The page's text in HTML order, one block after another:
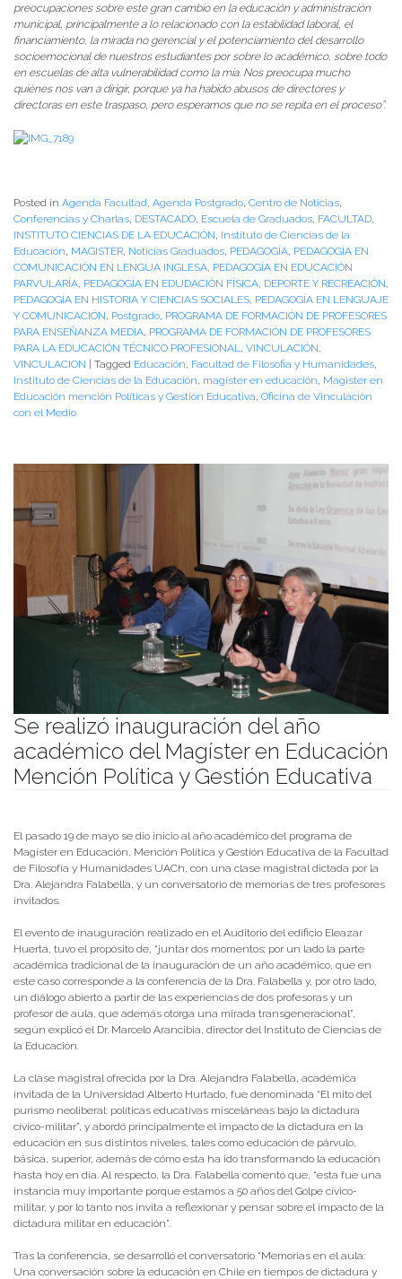
preocupaciones sobre este gran cambio en la educación y administración
municipal, principalmente a lo relacionado con la estabilidad laboral, el
financiamiento, la mirada no gerencial y el potenciamiento del desarrollo
socioemocional de nuestros estudiantes por sobre lo académico, sobre todo
en escuelas de alta vulnerabilidad como la mía. Nos preocupa mucho
quiénes nos van a dirigir, porque ya ha habido abusos de directores y
directoras en este traspaso, pero esperamos que no se repita en el proceso”.
Posted in Agenda Facultad, Agenda Postgrado, Centro de Noticias,
Conferencias y Charlas, DESTACADO, Escuela de Graduados, FACULTAD,
INSTITUTO CIENCIAS DE LA EDUCACIÓN, Instituto de Ciencias de la
Educación, MAGISTER, Noticias Graduados, PEDAGOGÍA, PEDAGOGÍA EN
COMUNICACIÓN EN LENGUA INGLESA, PEDAGOGÍA EN EDUCACIÓN
PARVULARÍA, PEDAGOGÍA EN EDUDACIÓN FÍSICA, DEPORTE Y RECREACIÓN,
PEDAGOGÍA EN HISTORIA Y CIENCIAS SOCIALES, PEDAGOGÍA EN LENGUAJE
Y COMUNICACIÓN, Postgrado, PROGRAMA DE FORMACIÓN DE PROFESORES
PARA ENSEÑANZA MEDIA, PROGRAMA DE FORMACIÓN DE PROFESORES
PARA LA EDUCACIÓN TÉCNICO PROFESIONAL, VINCULACIÓN,
VINCULACION
Tagged Educación, Facultad de Filosofia y Humanidades,
Instituto de Ciencias de la Educación, magíster en educación, Magister en
Educación mención Políticas y Gestión Educativa, Oficina de Vinculación
con el Medio
Se realizó inauguración del año
académico del Magíster en Educación
Mención Política y Gestión Educativa
El pasado 19 de mayo se dio inicio al año académico del programa de
Magíster en Educación, Mención Política y Gestión Educativa de la Facultad
de Filosofía y Humanidades UACh, con una clase magistral dictada por la
Dra. Alejandra Falabella, y un conversatorio de memorias de tres profesores
invitados.
El evento de inauguración realizado en el Auditorio del edificio Eleazar
Huerta, tuvo el propósito de, “juntar dos momentos; por un lado la parte
académica tradicional de la inauguración de un año académico, que en
este caso corresponde a la conferencia de la Dra. Falabella y, por otro lado,
un diálogo abierto a partir de las experiencias de dos profesoras y un
profesor de aula, que además otorga una mirada transgeneracional”,
según explicó el Dr. Marcelo Arancibia, director del Instituto de Ciencias de
la Educación.
La clase magistral ofrecida por la Dra. Alejandra Falabella, académica
invitada de la Universidad Alberto Hurtado, fue denominada “El mito del
purismo neoliberal: políticas educativas misceláneas bajo la dictadura
cívico-militar”, y abordó principalmente el impacto de la dictadura en la
educación en sus distintos niveles, tales como educación de párvulo,
básica, superior, además de cómo esta ha ido transformando la educación
hasta hoy en día. Al respecto, la Dra. Falabella comentó que, “esta fue una
instancia muy importante porque estamos a 50 años del Golpe cívico-
militar, y por lo tanto nos invita a reflexionar y pensar sobre el impacto de la
dictadura militar en educación”.
Tras la conferencia, se desarrolló el conversatorio “Memorias en el aula:
Una conversación sobre la educación en Chile en tiempos de dictadura y